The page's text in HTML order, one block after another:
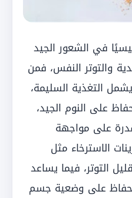
في الشعور الجيد
والتوتر النفس، فمن
التغذية السليمة،
على النوم الجيد،
على مواجهة
الاسترخاء مثل
التوتر، فيما يساعد
على وضعية جسم